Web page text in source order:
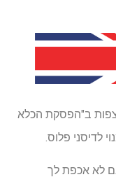
לצפות ב"הפסקת הכלא
לדיסני פלוס.
לחודש אם לא אכפת לך